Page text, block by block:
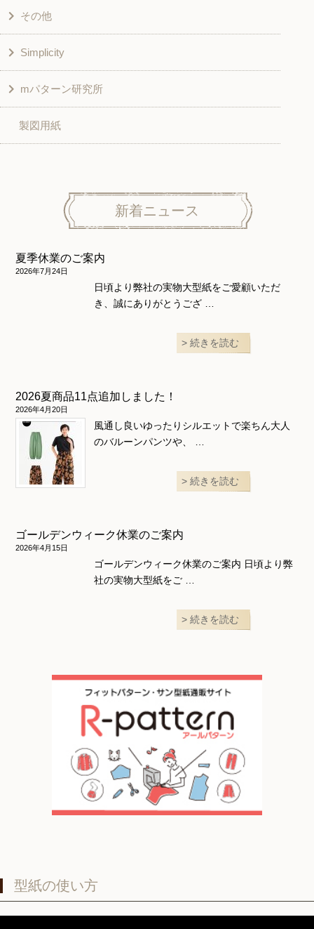
和風衣類
入園入学グッズ
その他
チュニック
ワンピース
ベスト・ジャケット・コート
スカート
ニット地専用
和風衣類
その他
学校家庭科教材用
その他
Simplicity
こども＆ベビー
ボトムス
ワンピース＆スーツ
ウェディング・コスチューム
mパターン研究所
子供服
ワンピース
スカート・パンツ
製図用紙
新着ニュース
夏季休業のご案内
2026年7月24日
日頃より弊社の実物大型紙をご愛顧いただ
き、誠にありがとうござ …
続きを読む
2026夏商品11点追加しました！
2026年4月20日
風通し良いゆったりシルエットで楽ちん大人
のバルーンパンツや、 …
続きを読む
ゴールデンウィーク休業のご案内
2026年4月15日
ゴールデンウィーク休業のご案内 日頃より弊
社の実物大型紙をご …
続きを読む
型紙の使い方